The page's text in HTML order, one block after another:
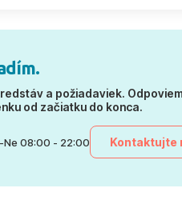
a požiadaviek.
od začiatku do konca.
Ne 08:00 - 22:00 Kontaktujte